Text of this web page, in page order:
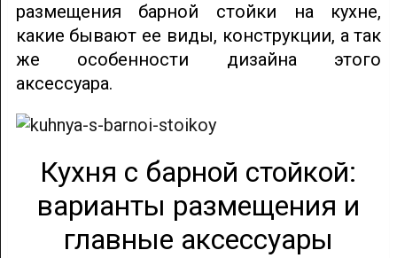
размещения барной стойки на кухне,
какие бывают ее виды, конструкции, а так
же особенности дизайна этого
аксессуара.
Кухня с барной стойкой:
варианты размещения и
главные аксессуары